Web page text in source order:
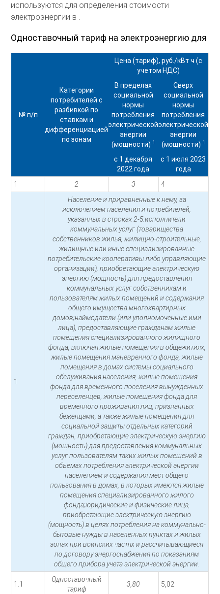
используются для определения стоимости
электроэнергии в .
Одноставочный тариф на электроэнергию для
№ п/п
Категории
потребителей с
разбивкой по
ставкам и
дифференциацией
по зонам
Цена (тариф), руб./кВт ч (с
учетом НДС)
В пределах
социальной
нормы
потребления
электрической
энергии
(мощности) 1
Сверх
социальной
нормы
потребления
электрической
энергии
(мощности) 1
с 1 декабря
2022 года
с 1 июля 2023
года
1
2 3 4
1
Население и приравненные к нему, за
исключением населения и потребителей,
указанных в строках 2-5:исполнители
коммунальных услуг (товарищества
собственников жилья, жилищно-строительные,
жилищные или иные специализированные
потребительские кооперативы либо управляющие
организации), приобретающие электрическую
энергию (мощность) для предоставления
коммунальных услуг собственникам и
пользователям жилых помещений и содержания
общего имущества многоквартирных
домов;наймодатели (или уполномоченные ими
лица), предоставляющие гражданам жилые
помещения специализированного жилищного
фонда, включая жилые помещения в общежитиях,
жилые помещения маневренного фонда, жилые
помещения в домах системы социального
обслуживания населения, жилые помещения
фонда для временного поселения вынужденных
переселенцев, жилые помещения фонда для
временного проживания лиц, признанных
беженцами, а также жилые помещения для
социальной защиты отдельных категорий
граждан, приобретающие электрическую энергию
(мощность) для предоставления коммунальных
услуг пользователям таких жилых помещений в
объемах потребления электрической энергии
населением и содержания мест общего
пользования в домах, в которых имеются жилые
помещения специализированного жилого
фонда;юридические и физические лица,
приобретающие электрическую энергию
(мощность) в целях потребления на коммунально-
бытовые нужды в населенных пунктах и жилых
зонах при воинских частях и рассчитывающиеся
по договору энергоснабжения по показаниям
общего прибора учета электрической энергии.
1.1
Одноставочный
тариф
3,80 5,02